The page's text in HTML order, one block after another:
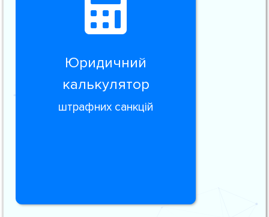
Юридичний
калькулятор
штрафних санкцій